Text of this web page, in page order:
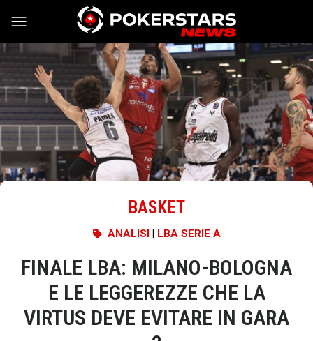
Vai al contenuto
BASKET
ANALISI LBA SERIE A
FINALE LBA: MILANO-BOLOGNA
E LE LEGGEREZZE CHE LA
VIRTUS DEVE EVITARE IN GARA